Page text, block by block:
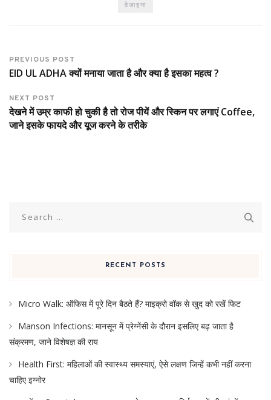
वेजाइना
PREVIOUS POST
EID UL ADHA क्यों मनाया जाता है और क्या है इसका महत्व ?
NEXT POST
देखने में उम्र काफी हो चुकी है तो रोज पीयें और स्किन पर लगाएं Coffee,
जाने इसके फायदे और यूज करने के तरीके
RECENT POSTS
Micro Walk: ऑफिस में पूरे दिन बैठते हैं? माइक्रो वॉक से खुद को रखें फिट
Manson Infections: मानसून में प्रेग्नेंसी के दौरान इसलिए बढ़ जाता है
संक्रमण, जाने विशेषज्ञ की राय
Health First: महिलाओं की स्वास्थ्य समस्याएं, ऐसे लक्षण जिन्हें कभी नहीं करना
चाहिए इग्नोर